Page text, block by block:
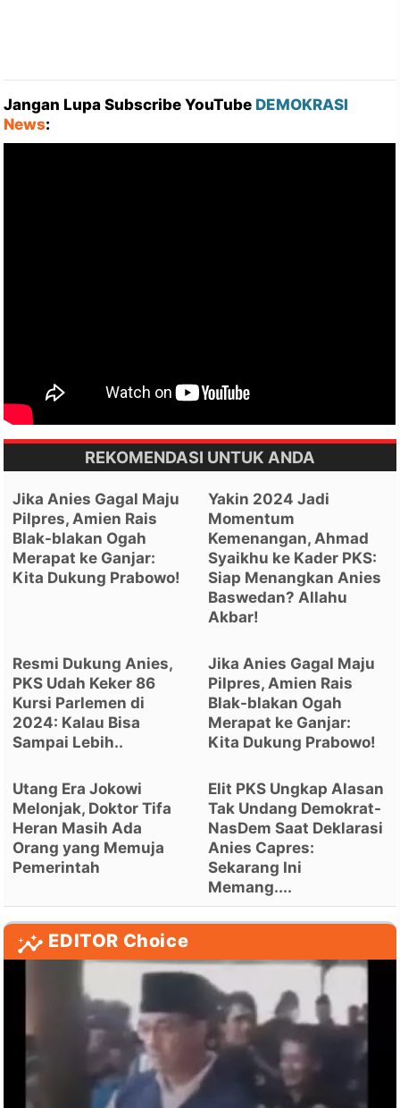
Jangan Lupa Subscribe YouTube DEMOKRASI
News:
REKOMENDASI UNTUK ANDA
Jika Anies Gagal Maju
Pilpres, Amien Rais
Blak-blakan Ogah
Merapat ke Ganjar:
Kita Dukung Prabowo!
Yakin 2024 Jadi
Momentum
Kemenangan, Ahmad
Syaikhu ke Kader PKS:
Siap Menangkan Anies
Baswedan? Allahu
Akbar!
Resmi Dukung Anies,
PKS Udah Keker 86
Kursi Parlemen di
2024: Kalau Bisa
Sampai Lebih..
Jika Anies Gagal Maju
Pilpres, Amien Rais
Blak-blakan Ogah
Merapat ke Ganjar:
Kita Dukung Prabowo!
Utang Era Jokowi
Melonjak, Doktor Tifa
Heran Masih Ada
Orang yang Memuja
Pemerintah
Elit PKS Ungkap Alasan
Tak Undang Demokrat-
NasDem Saat Deklarasi
Anies Capres:
Sekarang Ini
Memang....
EDITOR Choice